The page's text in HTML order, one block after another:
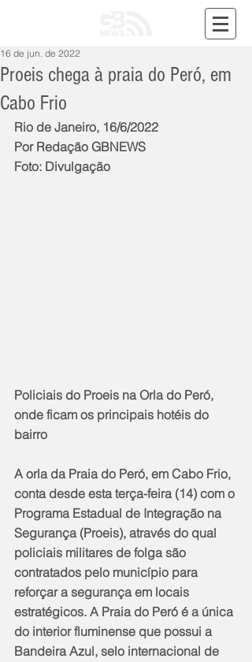
Proeis chega à praia do Peró, em
Cabo Frio
16 de jun. de 2022
Rio de Janeiro, 16/6/2022
Por Redação GBNEWS
Foto: Divulgação
Policiais do Proeis na Orla do Peró,
onde ficam os principais hotéis do
bairro
A orla da Praia do Peró, em Cabo Frio,
conta desde esta terça-feira (14) com o
Programa Estadual de Integração na
Segurança (Proeis), através do qual
policiais militares de folga são
contratados pelo município para
reforçar a segurança em locais
estratégicos. A Praia do Peró é a única
do interior fluminense que possui a
Bandeira Azul, selo internacional de